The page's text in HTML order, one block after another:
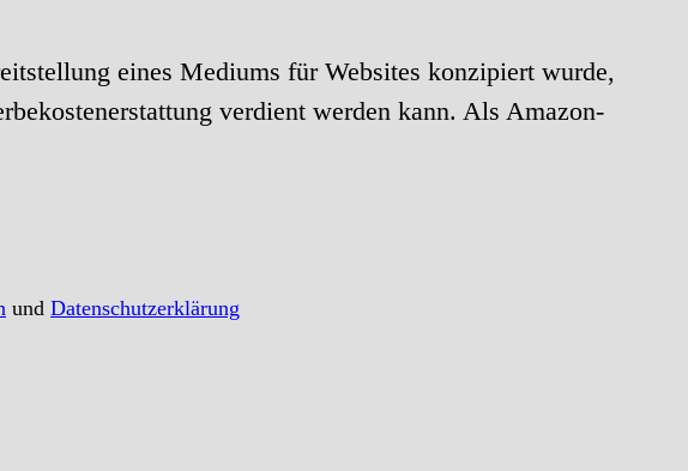
eines Mediums für Websites konzipiert wurde,
verdient werden kann. Als Amazon-
und Datenschutzerklärung